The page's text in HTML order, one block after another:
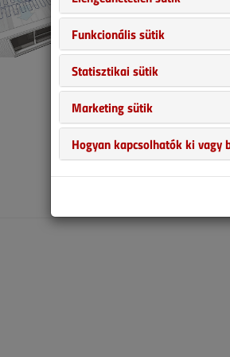
2026.
A modern
el a
kényszerűen
Funkcionális sütik
Statisztikai sütik
Marketing sütik
Hogyan kapcsolhatók ki vagy